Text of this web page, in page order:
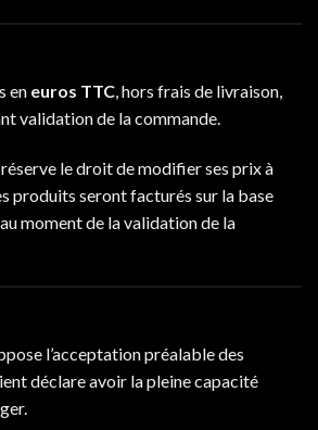
en euros TTC, hors frais de livraison,
validation de la commande.
le droit de modifier ses prix à
produits seront facturés sur la base
moment de la validation de la
l’acceptation préalable des
déclare avoir la pleine capacité